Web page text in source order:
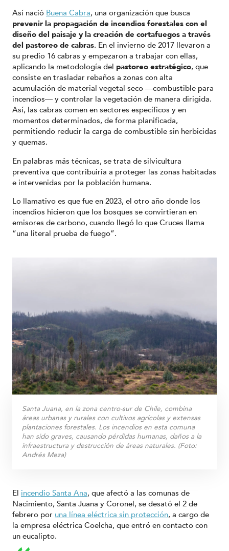
Así nació Buena Cabra, una organización que busca
prevenir la propagación de incendios forestales con el
diseño del paisaje y la creación de cortafuegos a través
del pastoreo de cabras. En el invierno de 2017 llevaron a
su predio 16 cabras y empezaron a trabajar con ellas,
aplicando la metodología del pastoreo estratégico, que
consiste en trasladar rebaños a zonas con alta
acumulación de material vegetal seco —combustible para
incendios— y controlar la vegetación de manera dirigida.
Así, las cabras comen en sectores específicos y en
momentos determinados, de forma planificada,
permitiendo reducir la carga de combustible sin herbicidas
y quemas.
En palabras más técnicas, se trata de silvicultura
preventiva que contribuiría a proteger las zonas habitadas
e intervenidas por la población humana.
Lo llamativo es que fue en 2023, el otro año donde los
incendios hicieron que los bosques se convirtieran en
emisores de carbono, cuando llegó lo que Cruces llama
“una literal prueba de fuego”.
Santa Juana, en la zona centro-sur de Chile, combina
áreas urbanas y rurales con cultivos agrícolas y extensas
plantaciones forestales. Los incendios en esta comuna
han sido graves, causando pérdidas humanas, daños a la
infraestructura y destrucción de áreas naturales. (Foto:
Andrés Meza)
El incendio Santa Ana, que afectó a las comunas de
Nacimiento, Santa Juana y Coronel, se desató el 2 de
febrero por una línea eléctrica sin protección, a cargo de
la empresa eléctrica Coelcha, que entró en contacto con
un eucalipto.